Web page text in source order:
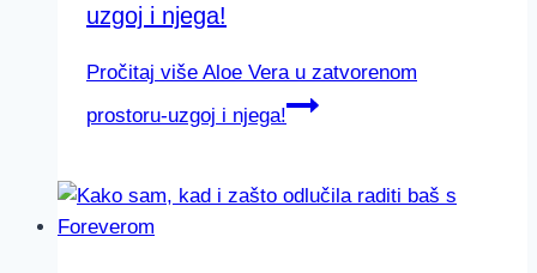
uzgoj i njega!
Pročitaj više Aloe Vera u zatvorenom
prostoru-uzgoj i njega!